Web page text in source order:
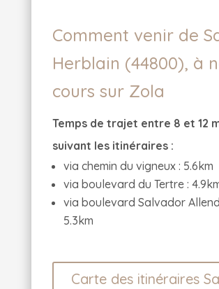
Comment venir de
Herblain (44800), à
cours sur Zola
Temps de trajet entre 8 et 12
suivant les itinéraires :
via chemin du vigneux : 5.6km
via boulevard du Tertre :
via boulevard Salvador
5.3km
Carte des itinéraires